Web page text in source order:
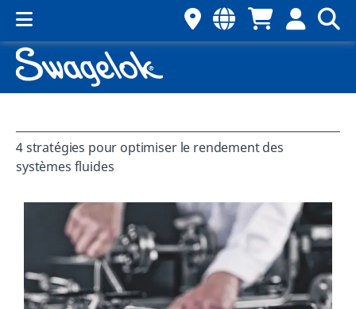
4 stratégies pour optimiser le rendement des
systèmes fluides